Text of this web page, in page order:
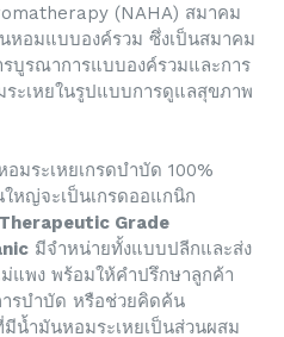
(NAHA) สมาคม
หอมแบบองค์รวม ซึ่งเป็นสมาคม
บูรณาการแบบองค์รวมและการ
ะเหยในรูปแบบการดูแลสุขภาพ
มระเหยเกรดบำบัด 100%
หญ่จะเป็นเกรดออแกนิก
Grade
มีจำหน่ายทั้งแบบปลีกและส่ง
ม่แพง พร้อมให้คำปรึกษาลูกค้า
รบำบัด หรือช่วยคิดค้น
น้ำมันหอมระเหยเป็นส่วนผสม